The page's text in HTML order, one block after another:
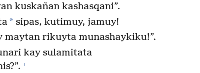
kuskañan kashasqani”.
*sipas, kutimuy, jamuy!
maytan rikuyta munashaykiku!”.
kay sulamitata
+